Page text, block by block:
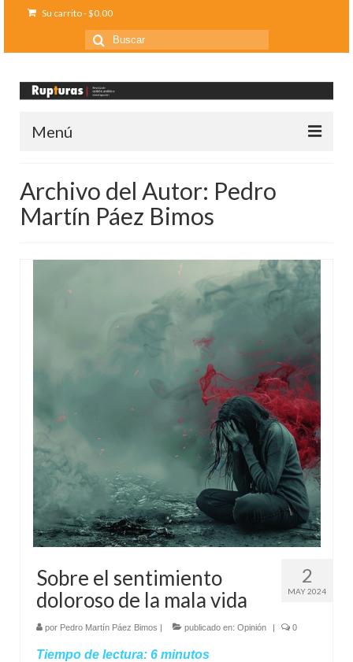
Su carrito-$0.00
Buscar
por:
Menú
Ediciones anteriores
Archivo del Autor: Pedro
Martín Páez Bimos
2
MAY 2024
Sobre el sentimiento
doloroso de la mala vida
por Pedro Martín Páez Bimos | publicado en: Opinión | 0
Tiempo de lectura: 6 minutos